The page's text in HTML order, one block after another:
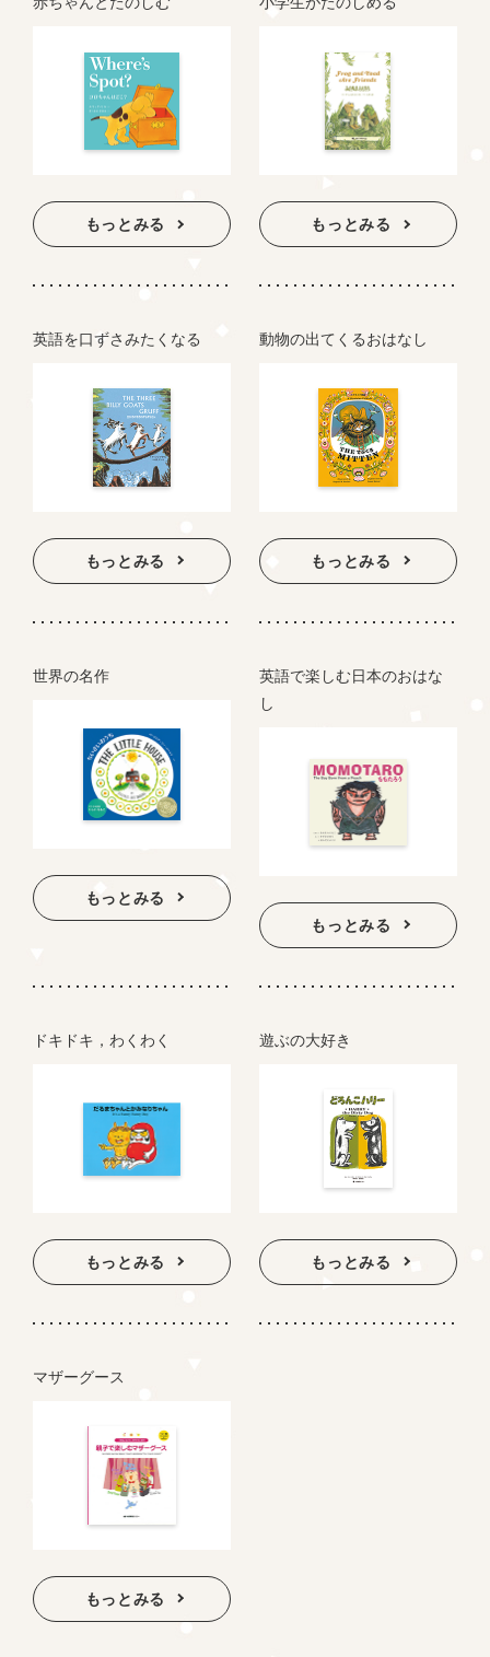
もっとみる もっとみる
英語を口ずさみたくなる
もっとみる
動物の出てくるおはなし
もっとみる
世界の名作
もっとみる
英語で楽しむ日本のおはな
し
もっとみる
ドキドキ，わくわく
もっとみる
遊ぶの大好き
もっとみる
マザーグース
もっとみる